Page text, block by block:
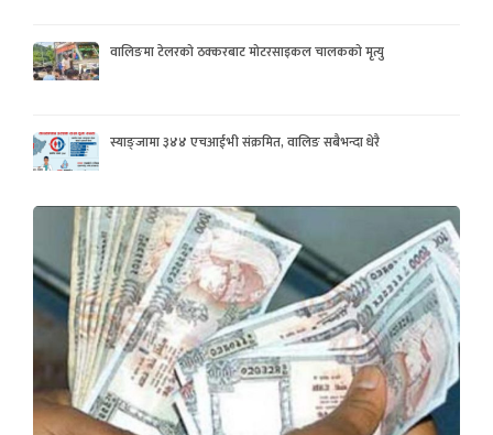
वालिङमा टेलरको ठक्करबाट मोटरसाइकल चालकको मृत्यु
स्याङ्जामा ३४४ एचआईभी संक्रमित, वालिङ सबैभन्दा धेरै